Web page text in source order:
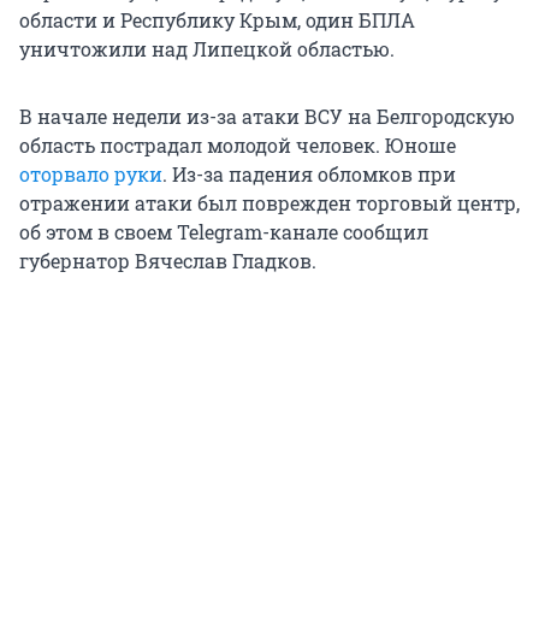
области и Республику Крым, один БПЛА
уничтожили над Липецкой областью.
В начале недели из-за атаки ВСУ на Белгородскую
область пострадал молодой человек. Юноше
оторвало руки. Из-за падения обломков при
отражении атаки был поврежден торговый центр,
об этом в своем Telegram-канале сообщил
губернатор Вячеслав Гладков.